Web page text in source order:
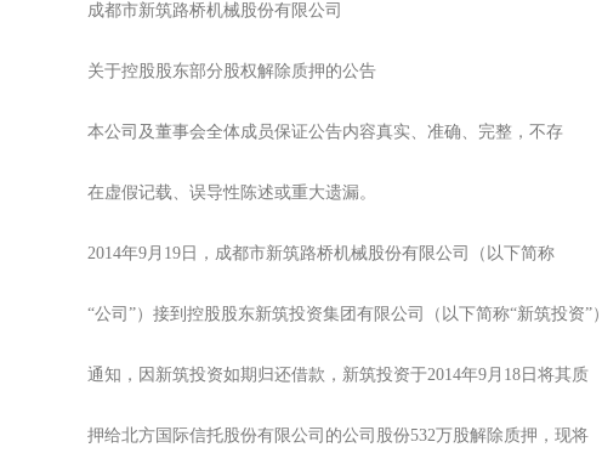
成都市新筑路桥机械股份有限公司
关于控股股东部分股权解除质押的公告
本公司及董事会全体成员保证公告内容真实、准确、完整，不存
在虚假记载、误导性陈述或重大遗漏。
2014年9月19日，成都市新筑路桥机械股份有限公司（以下简称
“公司”）接到控股股东新筑投资集团有限公司（以下简称“新筑投资”）
通知，因新筑投资如期归还借款，新筑投资于2014年9月18日将其质
押给北方国际信托股份有限公司的公司股份532万股解除质押，现将